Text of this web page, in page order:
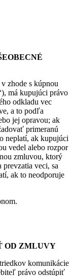
zhode s kúpnou
má kupujúci právo
odkladu vec
a to podľa
jej opravou; ak
primeranú
neplatí, ak kupujúci
vedel alebo rozpor
zmluvou, ktorý
prevzatia veci, sa
ak to neodporuje
OD ZMLUVY
komunikácie
právo odstúpiť